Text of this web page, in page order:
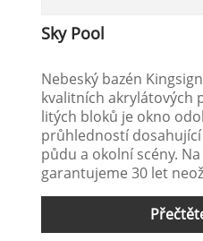
Sky Pool
Nebeský bazén
kvalitních akrylátových
litých bloků je okno
průhledností dosahující
půdu a okolní scény.
garantujeme 30 let